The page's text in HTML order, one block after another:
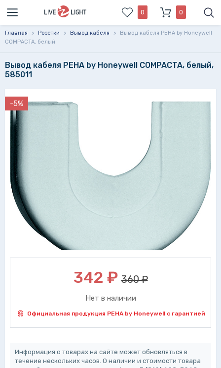
0 0
Главная > Розетки > Вывод кабеля >
Вывод кабеля PEHA by Honeywell
COMPACTA, белый
Вывод кабеля PEHA by Honeywell COMPACTA, белый,
585011
-5%
342 ₽ 360 ₽
Нет в наличии
Официальная продукция PEHA by Honeywell с гарантией
Информация о товарах на сайте может обновляться в
течение нескольких часов. О наличии и стоимости товара